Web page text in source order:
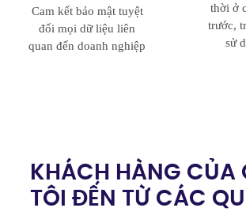
Cam kết bảo mật tuyệt
đối mọi dữ liệu liên
quan đến doanh nghiệp
thời ở
trước,
sử
KHÁCH HÀNG CỦA
TÔI ĐẾN TỪ CÁC